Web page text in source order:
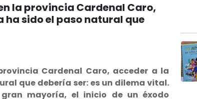
la provincia Cardenal Caro,
sido el paso natural que
Cardenal Caro, acceder a la
que debería ser: es un dilema vital.
mayoría, el inicio de un éxodo